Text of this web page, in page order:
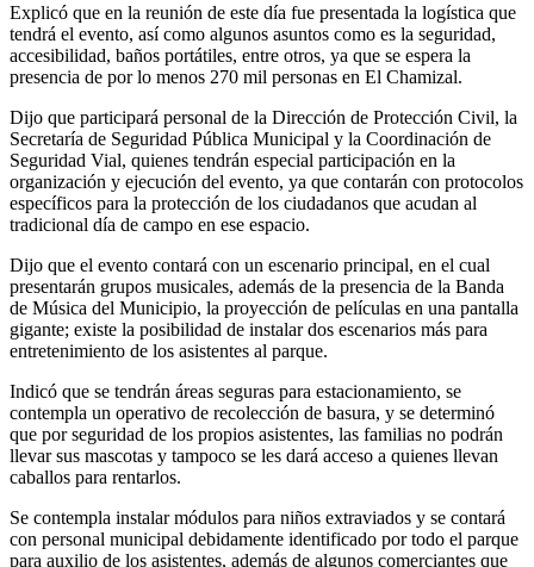
Explicó que en la reunión de este día fue presentada la logística que
tendrá el evento, así como algunos asuntos como es la seguridad,
accesibilidad, baños portátiles, entre otros, ya que se espera la
presencia de por lo menos 270 mil personas en El Chamizal.
Dijo que participará personal de la Dirección de Protección Civil, la
Secretaría de Seguridad Pública Municipal y la Coordinación de
Seguridad Vial, quienes tendrán especial participación en la
organización y ejecución del evento, ya que contarán con protocolos
específicos para la protección de los ciudadanos que acudan al
tradicional día de campo en ese espacio.
Dijo que el evento contará con un escenario principal, en el cual
presentarán grupos musicales, además de la presencia de la Banda
de Música del Municipio, la proyección de películas en una pantalla
gigante; existe la posibilidad de instalar dos escenarios más para
entretenimiento de los asistentes al parque.
Indicó que se tendrán áreas seguras para estacionamiento, se
contempla un operativo de recolección de basura, y se determinó
que por seguridad de los propios asistentes, las familias no podrán
llevar sus mascotas y tampoco se les dará acceso a quienes llevan
caballos para rentarlos.
Se contempla instalar módulos para niños extraviados y se contará
con personal municipal debidamente identificado por todo el parque
para auxilio de los asistentes, además de algunos comerciantes que